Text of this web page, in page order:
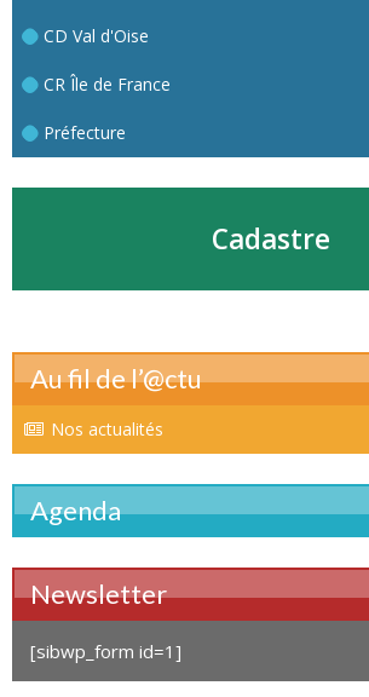
CD Val d'Oise
CR Île de France
Préfecture
Cadastre
Au fil de l’@ctu
Nos actualités
Agenda
Newsletter
[sibwp_form id=1]